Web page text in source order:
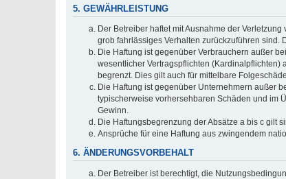
5. GEWÄHRLEISTUNG
Der Betreiber haftet mit Ausnahme der
grob fahrlässiges Verhalten zurückzuführen
Die Haftung ist gegenüber Verbrauchern außer
wesentlicher Vertragspflichten (Kardinalpflichten)
begrenzt. Dies gilt auch für mittelbare
Die Haftung ist gegenüber Unternehmern außer
typischerweise vorhersehbaren Schäden und im
Gewinn.
Die Haftungsbegrenzung der Absätze a bis c gilt
Ansprüche für eine Haftung aus zwingendem
6. ÄNDERUNGSVORBEHALT
Der Betreiber ist berechtigt, die